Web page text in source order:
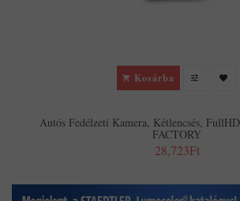
Kosárba
Autós Fedélzeti Kamera, Kétlencsés,
FACTORY
28,723Ft